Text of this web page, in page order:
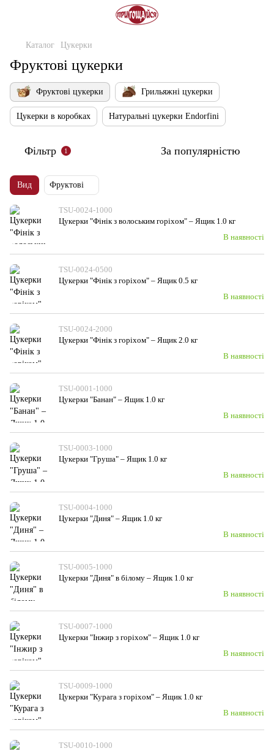
Каталог Цукерки
Фруктові цукерки
Фруктові цукерки Грильяжні цукерки
Цукерки в коробках Натуральні цукерки Endorfini
Фільтр 1 За популярністю
Вид Фруктові
TSU-0024-1000
Цукерки "Фінік з волоським горiхом" – Ящик 1.0 кг
В наявності
TSU-0024-0500
Цукерки "Фінік з горiхом" – Ящик 0.5 кг
В наявності
TSU-0024-2000
Цукерки "Фінік з горiхом" – Ящик 2.0 кг
В наявності
TSU-0001-1000
Цукерки "Банан" – Ящик 1.0 кг
В наявності
TSU-0003-1000
Цукерки "Груша" – Ящик 1.0 кг
В наявності
TSU-0004-1000
Цукерки "Диня" – Ящик 1.0 кг
В наявності
TSU-0005-1000
Цукерки "Диня" в білому – Ящик 1.0 кг
В наявності
TSU-0007-1000
Цукерки "Інжир з горіхом" – Ящик 1.0 кг
В наявності
TSU-0009-1000
Цукерки "Курага з горiхом" – Ящик 1.0 кг
В наявності
TSU-0010-1000